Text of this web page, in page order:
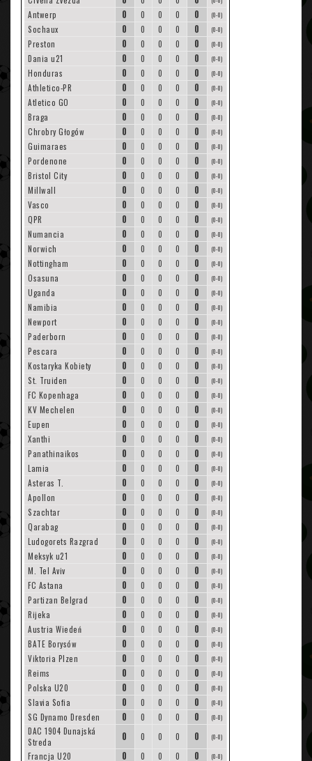
Antwerp 0 0 0 0 0 (0-0)
Sochaux 0 0 0 0 0 (0-0)
Preston 0 0 0 0 0 (0-0)
Dania u21 0 0 0 0 0 (0-0)
Honduras 0 0 0 0 0 (0-0)
Athletico-PR 0 0 0 0 0 (0-0)
Atletico GO 0 0 0 0 0 (0-0)
Braga 0 0 0 0 0 (0-0)
Chrobry Głogów 0 0 0 0 0 (0-0)
Guimaraes 0 0 0 0 0 (0-0)
Pordenone 0 0 0 0 0 (0-0)
Bristol City 0 0 0 0 0 (0-0)
Millwall 0 0 0 0 0 (0-0)
Vasco 0 0 0 0 0 (0-0)
QPR 0 0 0 0 0 (0-0)
Numancia 0 0 0 0 0 (0-0)
Norwich 0 0 0 0 0 (0-0)
Nottingham 0 0 0 0 0 (0-0)
Osasuna 0 0 0 0 0 (0-0)
Uganda 0 0 0 0 0 (0-0)
Namibia 0 0 0 0 0 (0-0)
Newport 0 0 0 0 0 (0-0)
Paderborn 0 0 0 0 0 (0-0)
Pescara 0 0 0 0 0 (0-0)
Kostaryka Kobiety 0 0 0 0 0 (0-0)
St. Truiden 0 0 0 0 0 (0-0)
FC Kopenhaga 0 0 0 0 0 (0-0)
KV Mechelen 0 0 0 0 0 (0-0)
Eupen 0 0 0 0 0 (0-0)
Xanthi 0 0 0 0 0 (0-0)
Panathinaikos 0 0 0 0 0 (0-0)
Lamia 0 0 0 0 0 (0-0)
Asteras T. 0 0 0 0 0 (0-0)
Apollon 0 0 0 0 0 (0-0)
Szachtar 0 0 0 0 0 (0-0)
Qarabag 0 0 0 0 0 (0-0)
Ludogorets Razgrad 0 0 0 0 0 (0-0)
Meksyk u21 0 0 0 0 0 (0-0)
M. Tel Aviv 0 0 0 0 0 (0-0)
FC Astana 0 0 0 0 0 (0-0)
Partizan Belgrad 0 0 0 0 0 (0-0)
Rijeka 0 0 0 0 0 (0-0)
Austria Wiedeń 0 0 0 0 0 (0-0)
BATE Borysów 0 0 0 0 0 (0-0)
Viktoria Plzen 0 0 0 0 0 (0-0)
Reims 0 0 0 0 0 (0-0)
Polska U20 0 0 0 0 0 (0-0)
Slavia Sofia 0 0 0 0 0 (0-0)
SG Dynamo Dresden 0 0 0 0 0 (0-0)
DAC 1904 Dunajská
Streda
0 0 0 0 0 (0-0)
Francja U20 0 0 0 0 0 (0-0)